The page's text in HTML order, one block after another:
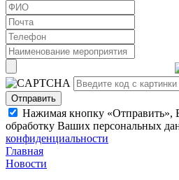
Отправить
Нажимая кнопку «Отправить»,
обработку Ваших персональных
конфиденциальности
Главная
Новости